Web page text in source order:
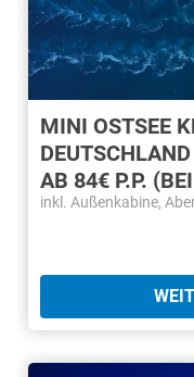
MINI OSTSEE
AB 84€ P.P.
inkl. Außenkabine,